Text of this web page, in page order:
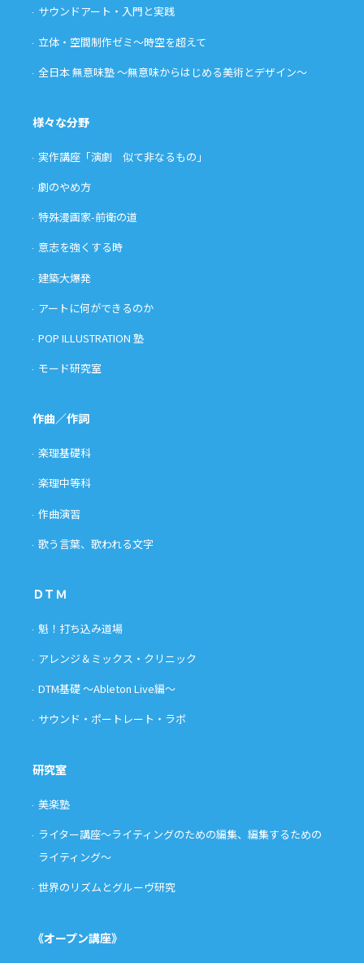
サウンドアート・入門と実践
立体・空間制作ゼミ〜時空を超えて
全日本 無意味塾 〜無意味からはじめる美術とデザイン〜
様々な分野
実作講座「演劇 似て非なるもの」
劇のやめ方
特殊漫画家-前衛の道
意志を強くする時
建築大爆発
アートに何ができるのか
POP ILLUSTRATION 塾
モード研究室
作曲／作詞
楽理基礎科
楽理中等科
作曲演習
歌う言葉、歌われる文字
ＤＴＭ
魁！打ち込み道場
アレンジ＆ミックス・クリニック
DTM基礎 〜Ableton Live編〜
サウンド・ポートレート・ラボ
研究室
美楽塾
ライター講座〜ライティングのための編集、編集するための
ライティング〜
世界のリズムとグルーヴ研究
《オープン講座》